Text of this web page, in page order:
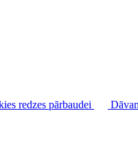
redzes pārbaudei